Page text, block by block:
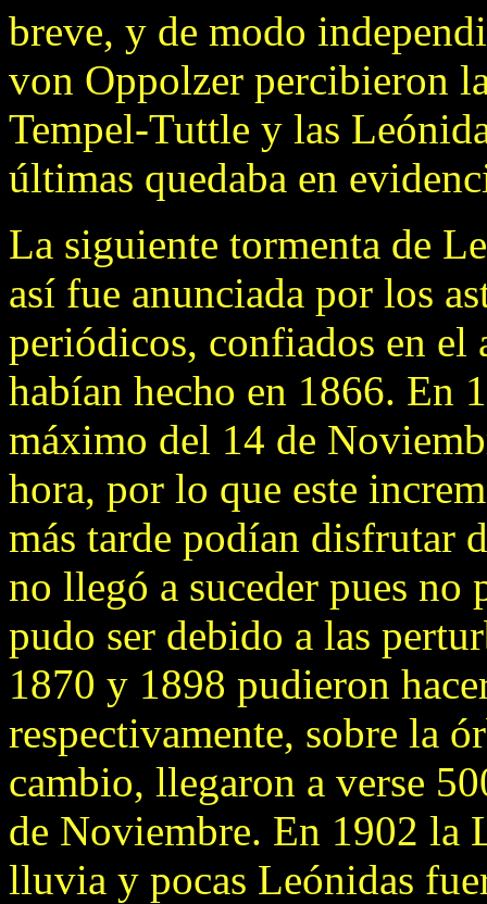
breve, y de modo
von Oppolzer percibieron
Tempel-Tuttle y las
últimas quedaba en
La siguiente tormenta de
así fue anunciada por los
periódicos, confiados en
habían hecho en 1866. En
máximo del 14 de
hora, por lo que este
más tarde podían disfrutar
no llegó a suceder pues no
pudo ser debido a las
1870 y 1898 pudieron
respectivamente, sobre la
cambio, llegaron a verse
de Noviembre. En 1902 la
lluvia y pocas Leónidas